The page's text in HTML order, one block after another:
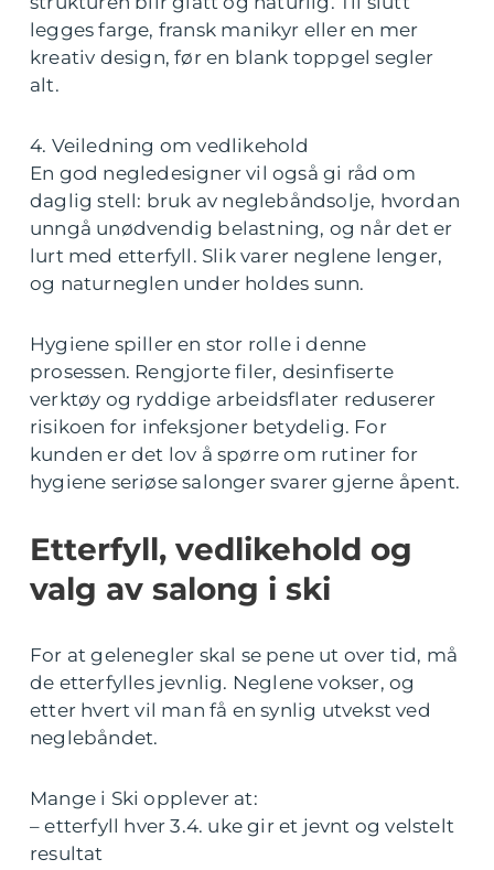
legges farge, fransk manikyr eller en mer
kreativ design, før en blank toppgel segler
alt.
4. Veiledning om vedlikehold
En god negledesigner vil også gi råd om
daglig stell: bruk av neglebåndsolje, hvordan
unngå unødvendig belastning, og når det er
lurt med etterfyll. Slik varer neglene lenger,
og naturneglen under holdes sunn.
Hygiene spiller en stor rolle i denne
prosessen. Rengjorte filer, desinfiserte
verktøy og ryddige arbeidsflater reduserer
risikoen for infeksjoner betydelig. For
kunden er det lov å spørre om rutiner for
hygiene seriøse salonger svarer gjerne åpent.
Etterfyll, vedlikehold og
valg av salong i ski
For at gelenegler skal se pene ut over tid, må
de etterfylles jevnlig. Neglene vokser, og
etter hvert vil man få en synlig utvekst ved
neglebåndet.
Mange i Ski opplever at:
– etterfyll hver 3.4. uke gir et jevnt og velstelt
resultat